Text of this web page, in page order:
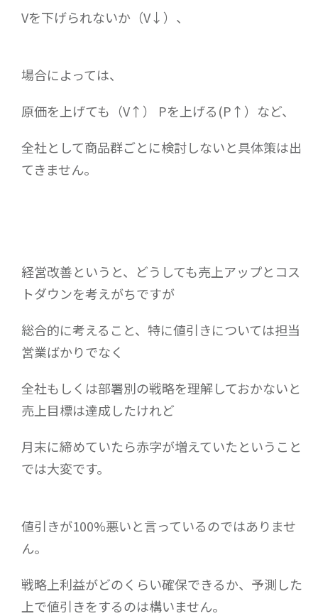
Vを下げられないか（V↓）、
場合によっては、
原価を上げても（V↑） Pを上げる(P↑）など、
全社として商品群ごとに検討しないと具体策は出
てきません。
経営改善というと、どうしても売上アップとコス
トダウンを考えがちですが
総合的に考えること、特に値引きについては担当
営業ばかりでなく
全社もしくは部署別の戦略を理解しておかないと
売上目標は達成したけれど
月末に締めていたら赤字が増えていたということ
では大変です。
値引きが100%悪いと言っているのではありませ
ん。
戦略上利益がどのくらい確保できるか、予測した
上で値引きをするのは構いません。